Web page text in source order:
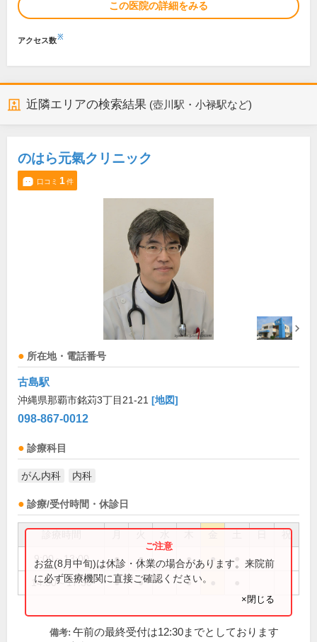
この医院の詳細をみる
アクセス数※
近隣エリアの検索結果 (壺川駅・小禄駅など)
のはら元氣クリニック
口コミ 1件
所在地・電話番号
古島駅
沖縄県那覇市銘苅3丁目21-21 [地図]
098-867-0012
診療科目
がん内科 内科
診療/受付時間・休診日
祝
9:00～13:00 ● ● ● ●
14:30～17:30 ● ● ●
お盆(8月中旬)は休診・休業の場合があります。来院前
に必ず医療機関に直接ご確認ください。
×閉じる
備考: 午前の最終受付は12:30までとしております